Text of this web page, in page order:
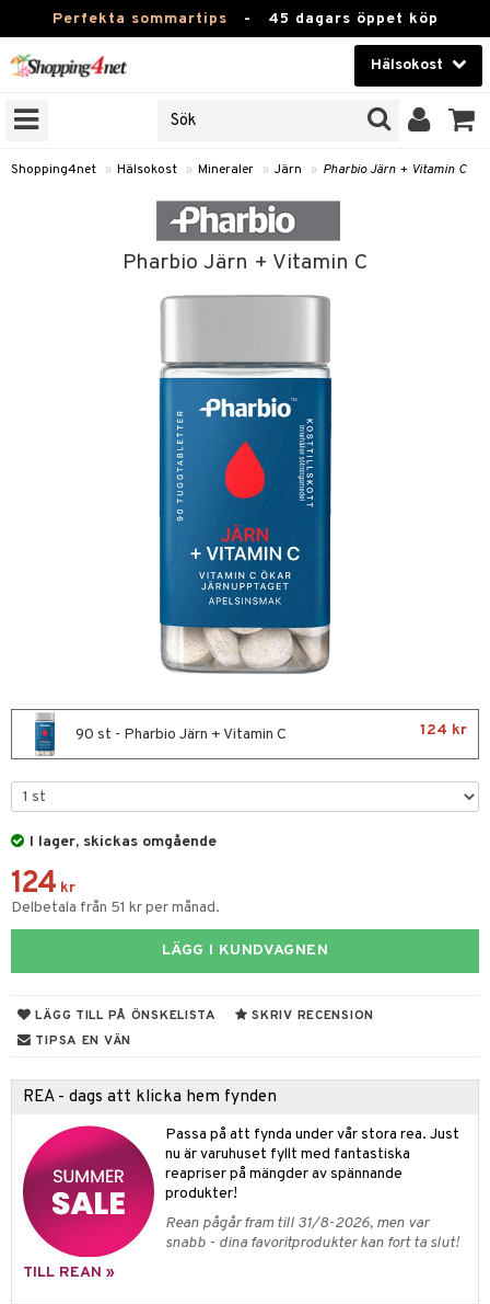
Perfekta sommartips - 45 dagars öppet köp
Hälsokost
Skönhet
Kontaktlinser
Leksaker, Barn & Baby
Shopping4net » Hälsokost » Mineraler » Järn » Pharbio Järn + Vitamin C
Pharbio Järn + Vitamin C
90 st - Pharbio Järn + Vitamin C 124 kr
I lager, skickas omgående
124 kr
Delbetala från 51 kr per månad.
LÄGG I KUNDVAGNEN
LÄGG TILL PÅ ÖNSKELISTA
SKRIV RECENSION
TIPSA EN VÄN
REA - dags att klicka hem fynden
Passa på att fynda under vår stora rea. Just
nu är varuhuset fyllt med fantastiska
reapriser på mängder av spännande
produkter!
Rean pågår fram till 31/8-2026, men var
snabb - dina favoritprodukter kan fort ta slut!
TILL REAN »
& hals
& buljong
& oro